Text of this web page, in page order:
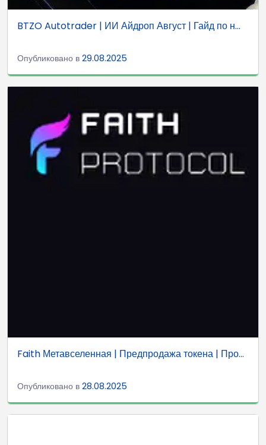
BTZO Autotrader | ИИ Айдроп Август | Гайд по н...
Опубликовано в 29.08.2025
Faith Метавселенная | Предпродажа токена | Про...
Опубликовано в 28.08.2025